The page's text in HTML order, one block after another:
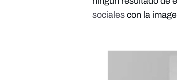
sociales con la